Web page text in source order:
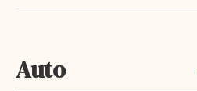
Auto